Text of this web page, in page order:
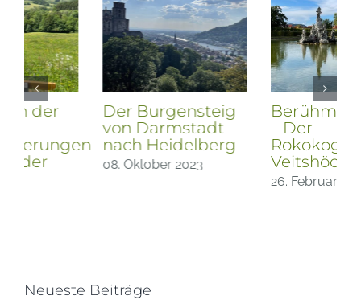
Der Burgensteig
von Darmstadt
nach Heidelberg
08. Oktober 2023
Berühmte Gärten
– Der
Rokokogarten
Veitshöchheim
26. Februar 2023
Neueste Beiträge